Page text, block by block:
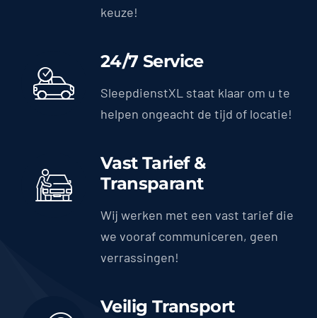
keuze!
24/7 Service
SleepdienstXL staat klaar om u te
helpen ongeacht de tijd of locatie!
Vast Tarief &
Transparant
Wij werken met een vast tarief die
we vooraf communiceren, geen
verrassingen!
Veilig Transport